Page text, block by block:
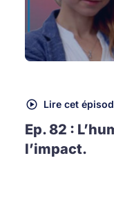
Lire cet
Ep. 82 :
l’impact.